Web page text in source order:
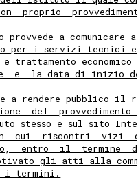
proprio
provvede a comunicare
per i servizi tecnici
economico
e  la data di inizio
a rendere pubblico il
del  provvedimento
e sul sito
cui  riscontri  vizi
entro  il  termine
gli atti alla
i termini.